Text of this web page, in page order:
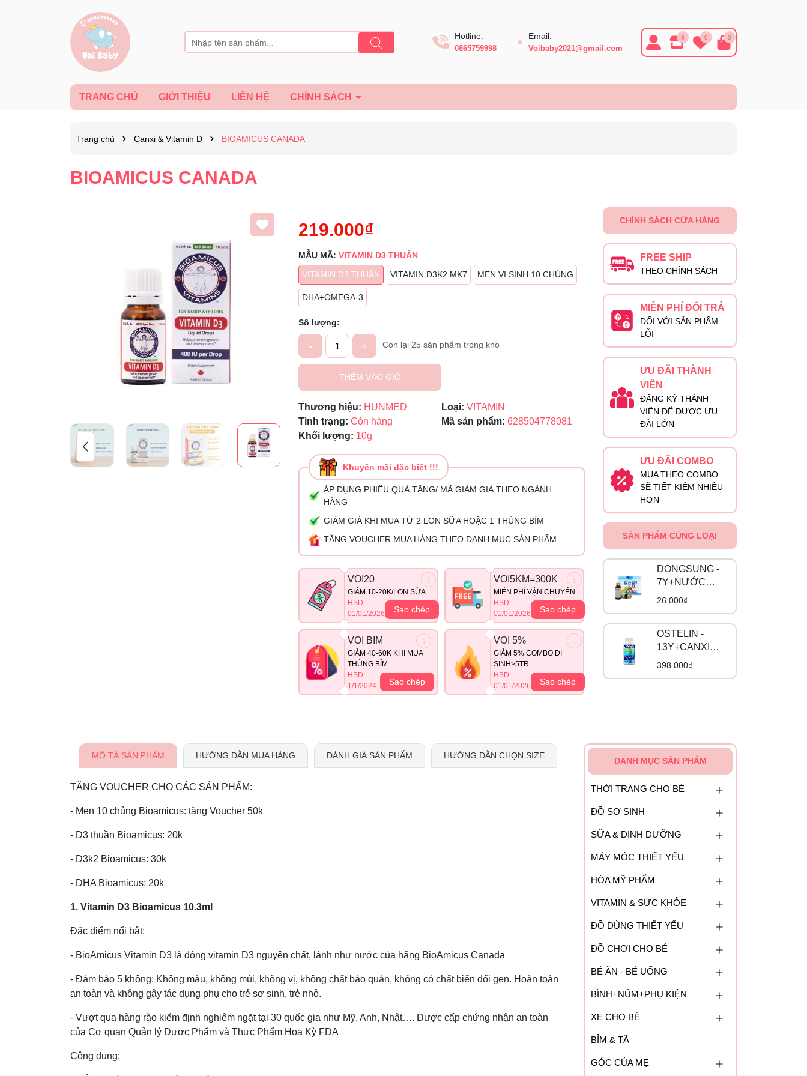
Hotline:
0865759998
Email:
Voibaby2021@gmail.com
8 0 0
TRANG CHỦ GIỚI THIỆU LIÊN HỆ CHÍNH SÁCH
Trang chủ Canxi & Vitamin D BIOAMICUS CANADA
BIOAMICUS CANADA
219.000₫
MẪU MÃ: VITAMIN D3 THUẦN
VITAMIN D3 THUẦN
VITAMIN D3K2 MK7 MEN VI SINH 10 CHỦNG
DHA+OMEGA-3
Số lượng:
- + Còn lại 25 sản phẩm trong kho
THÊM VÀO GIỎ
Thương hiệu: HUNMED Loại: VITAMIN
Tình trạng: Còn hàng Mã sản phẩm: 628504778081
Khối lượng: 10g
Khuyến mãi đặc biệt !!!
ÁP DỤNG PHIẾU QUÀ TẶNG/ MÃ GIẢM GIÁ THEO NGÀNH
HÀNG
GIẢM GIÁ KHI MUA TỪ 2 LON SỮA HOẶC 1 THÙNG BỈM
TẶNG VOUCHER MUA HÀNG THEO DANH MỤC SẢN PHẨM
VOI20
GIẢM 10-20K/LON SỮA
HSD:
01/01/2026
Sao chép
VOI5KM=300K
MIỄN PHÍ VẬN CHUYỂN
HSD:
01/01/2026
Sao chép
VOI BIM
GIẢM 40-60K KHI MUA
THÙNG BỈM
HSD:
1/1/2024
Sao chép
VOI 5%
GIẢM 5% COMBO ĐI
SINH>5TR
HSD:
01/01/2026
Sao chép
Mã giảm giá:
CHÍNH SÁCH CỬA HÀNG
FREE SHIP
THEO CHÍNH SÁCH
MIỄN PHÍ ĐỔI TRẢ
ĐỐI VỚI SẢN PHẨM
LỖI
ƯU ĐÃI THÀNH
VIÊN
ĐĂNG KÝ THÀNH
VIÊN ĐỂ ĐƯỢC ƯU
ĐÃI LỚN
ƯU ĐÃI COMBO
MUA THEO COMBO
SẼ TIẾT KIỆM NHIỀU
HƠN
SẢN PHẨM CÙNG LOẠI
DONGSUNG -
7Y+NƯỚC
UỐNG CHỐNG
HÀN QUỐC
26.000₫
OSTELIN -
13Y+CANXI
BẦU CALCIUM
398.000₫
MÔ TẢ SẢN PHẨM HƯỚNG DẪN MUA HÀNG ĐÁNH GIÁ SẢN PHẨM HƯỚNG DẪN CHỌN SIZE
TẶNG VOUCHER CHO CÁC SẢN PHẨM:
- Men 10 chủng Bioamicus: tặng Voucher 50k
- D3 thuần Bioamicus: 20k
- D3k2 Bioamicus: 30k
- DHA Bioamicus: 20k
1. Vitamin D3 Bioamicus 10.3ml
Đặc điểm nổi bật:
- BioAmicus Vitamin D3 là dòng vitamin D3 nguyên chất, lành như nước của hãng BioAmicus Canada
- Đảm bảo 5 không: Không màu, không mùi, không vị, không chất bảo quản, không có chất biến đổi gen. Hoàn toàn
an toàn và không gây tác dụng phụ cho trẻ sơ sinh, trẻ nhỏ.
- Vượt qua hàng rào kiểm định nghiêm ngặt tại 30 quốc gia như Mỹ, Anh, Nhật…. Được cấp chứng nhận an toàn
của Cơ quan Quản lý Dược Phẩm và Thực Phẩm Hoa Kỳ FDA
Công dụng:
DANH MỤC SẢN PHẨM
THỜI TRANG CHO BÉ
ĐỒ SƠ SINH
SỮA & DINH DƯỠNG
MÁY MÓC THIẾT YẾU
HÓA MỸ PHẨM
VITAMIN & SỨC KHỎE
ĐỒ DÙNG THIẾT YẾU
ĐỒ CHƠI CHO BÉ
BÉ ĂN - BÉ UỐNG
BÌNH+NÚM+PHỤ KIỆN
XE CHO BÉ
BỈM & TÃ
GÓC CỦA MẸ